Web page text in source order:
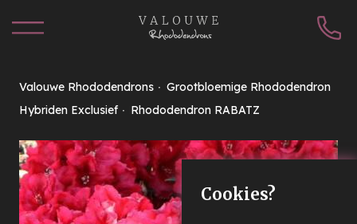
Valouwe Rhododendrons
Grootbloemige Rhododendron
Hybriden Exclusief
Rhododendron RABATZ
Cookies?